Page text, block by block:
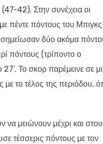
42). Στην συνέχεια οι
πέντε πόντους του Μπιγκς
σημείωσαν δύο ακόμα
πόντους (τρίποντο ο
Το σκορ παρέμεινε σε
με το τέλος της περιόδου,
να μειώνουν μέχρι και
τέσσερις πόντους με τον